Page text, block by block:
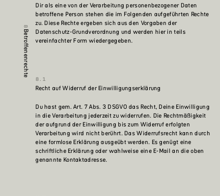
Betroffenenrechte
Dir als eine von der Verarbeitung personenbezogener Daten
betroffene Person stehen die im Folgenden aufgeführten Rechte
zu. Diese Rechte ergeben sich aus den Vorgaben der
Datenschutz-Grundverordnung und werden hier in teils
vereinfachter Form wiedergegeben.
Recht auf Widerruf der Einwilligungserklärung
Du hast gem. Art. 7 Abs. 3 DSGVO das Recht, Deine Einwilligung
in die Verarbeitung jederzeit zu widerrufen. Die Rechtmäßigkeit
der aufgrund der Einwilligung bis zum Widerruf erfolgten
Verarbeitung wird nicht berührt. Das Widerrufsrecht kann durch
eine formlose Erklärung ausgeübt werden. Es genügt eine
schriftliche Erklärung oder wahlweise eine E-Mail an die oben
genannte Kontaktadresse.